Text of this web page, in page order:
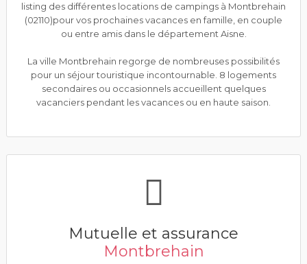
listing des différentes locations de campings à Montbrehain
(02110)pour vos prochaines vacances en famille, en couple
ou entre amis dans le département Aisne.
La ville Montbrehain regorge de nombreuses possibilités
pour un séjour touristique incontournable. 8 logements
secondaires ou occasionnels accueillent quelques
vacanciers pendant les vacances ou en haute saison.
Mutuelle et assurance
Montbrehain